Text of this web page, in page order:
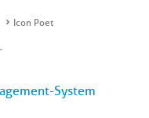
Icon Poet
System